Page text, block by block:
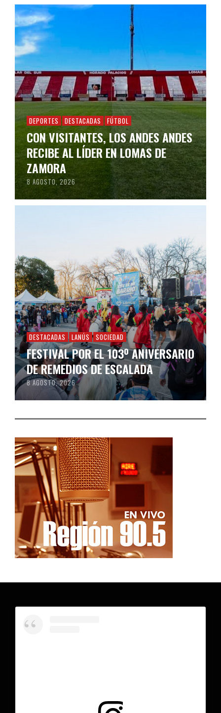
DEPORTES DESTACADAS FÚTBOL
CON VISITANTES, LOS ANDES ANDES
RECIBE AL LÍDER EN LOMAS DE
ZAMORA
8 AGOSTO, 2026
DESTACADAS LANÚS SOCIEDAD
FESTIVAL POR EL 103º ANIVERSARIO
DE REMEDIOS DE ESCALADA
8 AGOSTO, 2026